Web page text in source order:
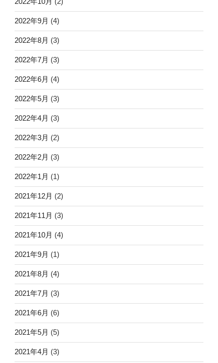
2022年9月 (4)
2022年8月 (3)
2022年7月 (3)
2022年6月 (4)
2022年5月 (3)
2022年4月 (3)
2022年3月 (2)
2022年2月 (3)
2022年1月 (1)
2021年12月 (2)
2021年11月 (3)
2021年10月 (4)
2021年9月 (1)
2021年8月 (4)
2021年7月 (3)
2021年6月 (6)
2021年5月 (5)
2021年4月 (3)